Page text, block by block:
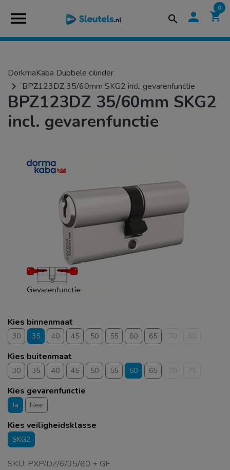
menu search person shopping_cart
0
DorkmaKaba Dubbele cilinder
navigate_next BPZ123DZ 35/60mm SKG2 incl. gevarenfunctie
BPZ123DZ 35/60mm SKG2
incl. gevarenfunctie
Kies binnenmaat
30 35 40 45 50 55 60 65 70 80
Kies buitenmaat
30 35 40 45 50 55 60 65 70 75
Kies gevarenfunctie
Ja Nee
Kies veiligheidsklasse
SKG2
SKU: PXP/DZ/6/35/60 + GF